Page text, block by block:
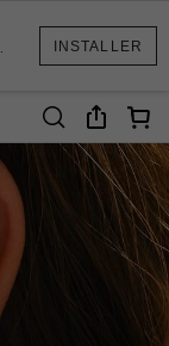
INSTALLER